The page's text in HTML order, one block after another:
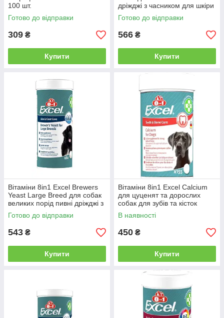
100 шт.
Готово до відправки
309 ₴
Купити
дріжджі з часником для шкіри
та шерсті 260 шт
Готово до відправки
566 ₴
Купити
Вітаміни 8in1 Excel Brewers
Yeast Large Breed для собак
великих порід пивні дріжджі з
часником 80 шт
Готово до відправки
543 ₴
Купити
Вітаміни 8in1 Excel Calcium
для цуценят та дорослих
собак для зубів та кісток
кальцій 155 шт
В наявності
450 ₴
Купити